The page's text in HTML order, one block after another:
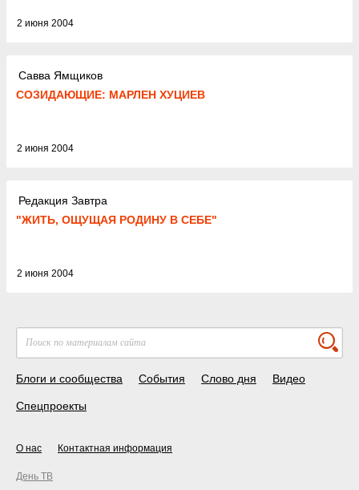
2 июня 2004
Савва Ямщиков
СОЗИДАЮЩИЕ: МАРЛЕН ХУЦИЕВ
2 июня 2004
Редакция Завтра
"ЖИТЬ, ОЩУЩАЯ РОДИНУ В СЕБЕ"
2 июня 2004
Блоги и сообщества События Слово дня Видео
Спецпроекты
О нас Контактная информация
День ТВ